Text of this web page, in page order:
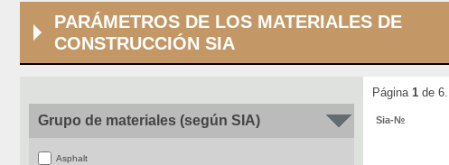
PARÁMETROS DE LOS MATERIALES DE
CONSTRUCCIÓN SIA
Grupo de materiales (según SIA)
Asphalt
Página 1 de 6.
Sia-№